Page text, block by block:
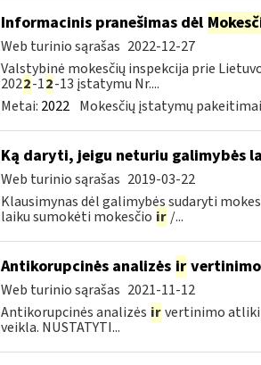
Informacinis pranešimas dėl
Web turinio sąrašas 2022-12-27
Valstybinė mokesčių inspekcija prie
2022-12-13 įstatymu Nr....
Metai: 2022 Mokesčių įstatymų
Ką daryti, jeigu neturiu galimybės
Web turinio sąrašas 2019-03-22
Klausimynas dėl galimybės sudaryti
laiku sumokėti mokesčio ir /...
Antikorupcinės analizės ir
Web turinio sąrašas 2021-11-12
Antikorupcinės analizės ir vertinimo
veikla. NUSTATYTI...